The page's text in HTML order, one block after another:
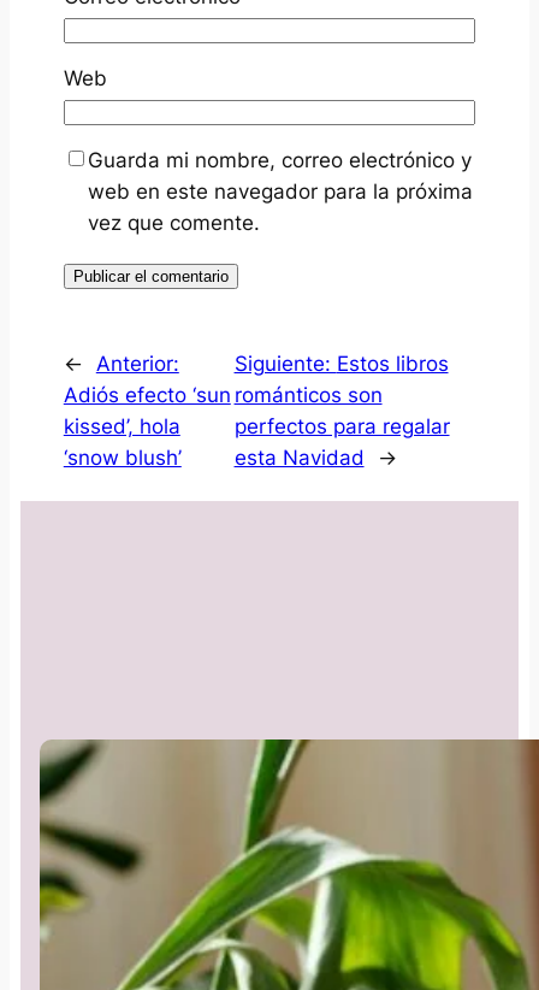
Web
Guarda mi nombre, correo electrónico y
web en este navegador para la próxima
vez que comente.
← Anterior:
Adiós efecto ‘sun
kissed’, hola
‘snow blush’
Siguiente: Estos libros
románticos son
perfectos para regalar
esta Navidad
→